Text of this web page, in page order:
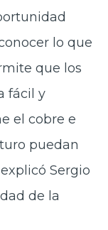
lo que
que los
fácil y
el cobre e
puedan
Sergio
de la